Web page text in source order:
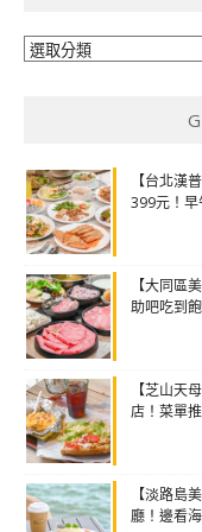
分
【台北漢
399元！早
【大同區
助吧吃到
【芝山天
店！菜單
【淡路島
廳！邊看